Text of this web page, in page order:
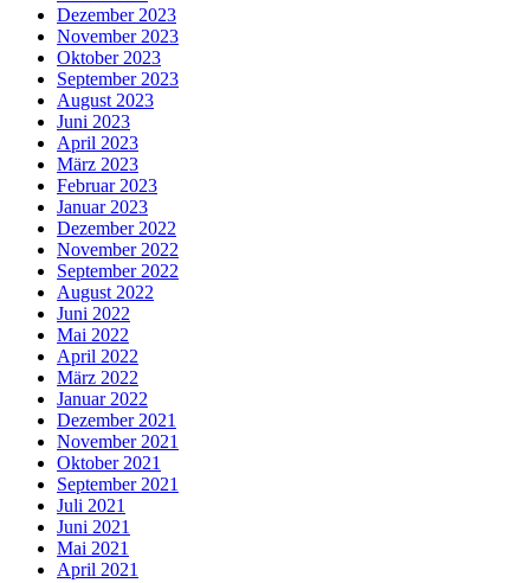
Dezember 2023
November 2023
Oktober 2023
September 2023
August 2023
Juni 2023
April 2023
März 2023
Februar 2023
Januar 2023
Dezember 2022
November 2022
September 2022
August 2022
Juni 2022
Mai 2022
April 2022
März 2022
Januar 2022
Dezember 2021
November 2021
Oktober 2021
September 2021
Juli 2021
Juni 2021
Mai 2021
April 2021